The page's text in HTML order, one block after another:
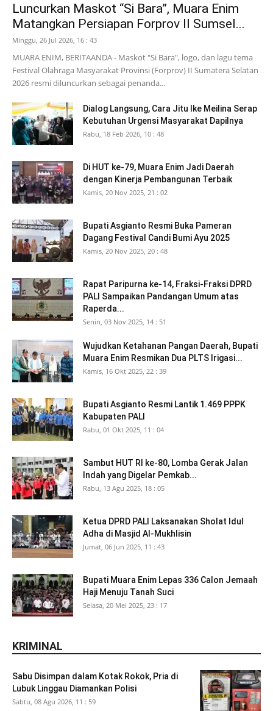
Luncurkan Maskot “Si Bara”, Muara Enim
Matangkan Persiapan Forprov II Sumsel...
Minggu, 26 Jul 2026, 16 : 43
MUARA ENIM, BERITAANDA - Maskot "Si Bara", logo, dan lagu tema
Festival Olahraga Masyarakat Provinsi (Forprov) II Sumatera Selatan
2026 resmi diluncurkan sebagai penanda...
Dialog Langsung, Cara Jitu Ike Meilina Serap
Kebutuhan Urgensi Masyarakat Dapilnya
Rabu, 18 Feb 2026, 10 : 48
Di HUT ke-79, Muara Enim Jadi Daerah
dengan Kinerja Pembangunan Terbaik
Kamis, 20 Nov 2025, 21 : 02
Bupati Asgianto Resmi Buka Pameran
Dagang Festival Candi Bumi Ayu 2025
Kamis, 20 Nov 2025, 20 : 48
Rapat Paripurna ke-14, Fraksi-Fraksi DPRD
PALI Sampaikan Pandangan Umum atas
Raperda...
Senin, 03 Nov 2025, 14 : 51
Wujudkan Ketahanan Pangan Daerah, Bupati
Muara Enim Resmikan Dua PLTS Irigasi...
Kamis, 16 Okt 2025, 22 : 39
Bupati Asgianto Resmi Lantik 1.469 PPPK
Kabupaten PALI
Rabu, 01 Okt 2025, 11 : 04
Sambut HUT RI ke-80, Lomba Gerak Jalan
Indah yang Digelar Pemkab...
Rabu, 13 Agu 2025, 18 : 05
Ketua DPRD PALI Laksanakan Sholat Idul
Adha di Masjid Al-Mukhlisin
Jumat, 06 Jun 2025, 11 : 43
Bupati Muara Enim Lepas 336 Calon Jemaah
Haji Menuju Tanah Suci
Selasa, 20 Mei 2025, 23 : 17
KRIMINAL
Sabu Disimpan dalam Kotak Rokok, Pria di
Lubuk Linggau Diamankan Polisi
Sabtu, 08 Agu 2026, 11 : 59